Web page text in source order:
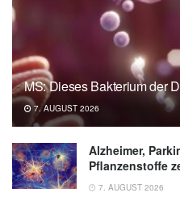
MS: Dieses Bakterium der
7. AUGUST 2026
Alzheimer,
Pflanzenstoffe
7. AUGUST 2026